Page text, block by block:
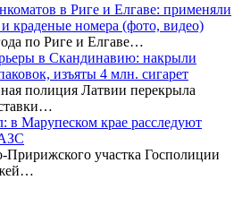
в Риге и Елгаве: применяли
краденые номера (фото, видео)
по Риге и Елгаве…
в Скандинавию: накрыли
изъяты 4 млн. сигарет
полиция Латвии перекрыла
в Марупеском крае расследуют
участка Госполиции